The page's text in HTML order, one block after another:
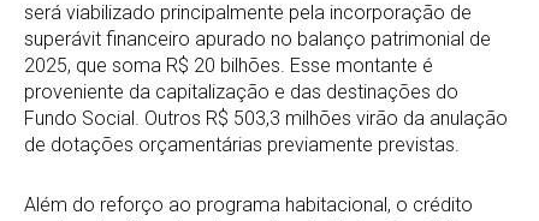
será viabilizado principalmente pela incorporação de
superávit financeiro apurado no balanço patrimonial de
2025, que soma R$ 20 bilhões. Esse montante é
proveniente da capitalização e das destinações do
Fundo Social. Outros R$ 503,3 milhões virão da anulação
de dotações orçamentárias previamente previstas.
Além do reforço ao programa habitacional, o crédito